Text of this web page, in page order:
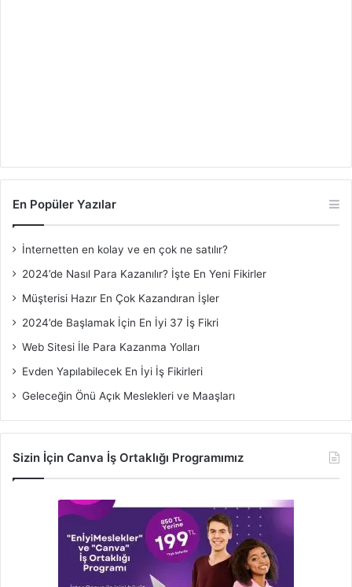
En Popüler Yazılar
İnternetten en kolay ve en çok ne satılır?
2024’de Nasıl Para Kazanılır? İşte En Yeni Fikirler
Müşterisi Hazır En Çok Kazandıran İşler
2024’de Başlamak İçin En İyi 37 İş Fikri
Web Sitesi İle Para Kazanma Yolları
Evden Yapılabilecek En İyi İş Fikirleri
Geleceğin Önü Açık Meslekleri ve Maaşları
Sizin İçin Canva İş Ortaklığı Programımız